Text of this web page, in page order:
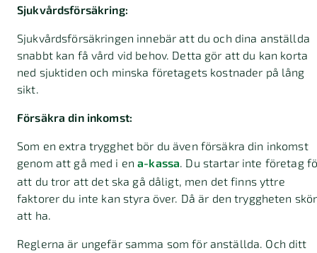
Sjukvårdsförsäkring:
Sjukvårdsförsäkringen innebär att du och dina anställda
snabbt kan få vård vid behov. Detta gör att du kan korta
ned sjuktiden och minska företagets kostnader på lång
sikt.
Försäkra din inkomst:
Som en extra trygghet bör du även försäkra din inkomst
genom att gå med i ena-kassa. Du startar inte företag
att du tror att det ska gå dåligt, men det finns yttre
faktorer du inte kan styra över. Då är den tryggheten
att ha.
Reglerna är ungefär samma som för anställda. Och ditt